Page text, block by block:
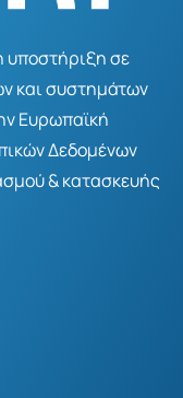
υποστήριξη σε
και συστημάτων
Ευρωπαϊκή
Δεδομένων
& κατασκευής